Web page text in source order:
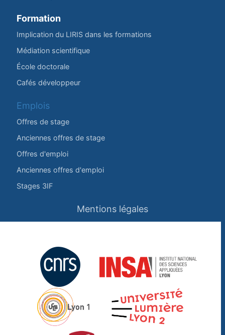
Formation
Implication du LIRIS dans les formations
Médiation scientifique
École doctorale
Cafés développeur
Emplois
Offres de stage
Anciennes offres de stage
Offres d'emploi
Anciennes offres d'emploi
Stages 3IF
Mentions légales